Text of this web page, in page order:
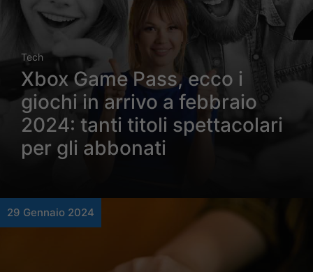
Tech
Xbox Game Pass, ecco i
giochi in arrivo a febbraio
2024: tanti titoli spettacolari
per gli abbonati
29 Gennaio 2024